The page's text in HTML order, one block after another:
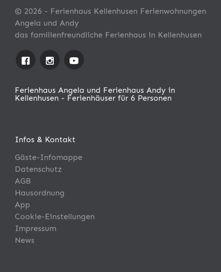
© 2026 - Ferienhaus Kellenhusen Ferienwohnungen
Angela und Andy
das familienfreundliche Ferienhaus in Kellenhusen
Ferienhaus Angela und Ferienhaus Andy in
Kellenhusen - Ferienhäuser für 6 Personen
Infos & Kontakt
Gäste-Infomappe
Datenschutz
AGB
Hausordnung
App
Cookie-Einstellungen
Impressum
News